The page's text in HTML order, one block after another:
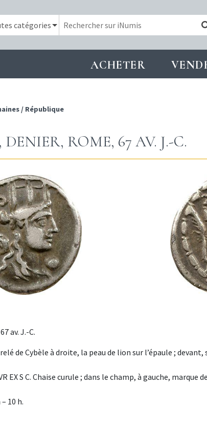
ACHETER
/ République
ROME, 67 AV. J.-C.
av. J.-C.
de Cybèle à droite, la peau de lion sur l’épaule ;
EX S C. Chaise curule ; dans le champ, à gauche, marque
10 h.